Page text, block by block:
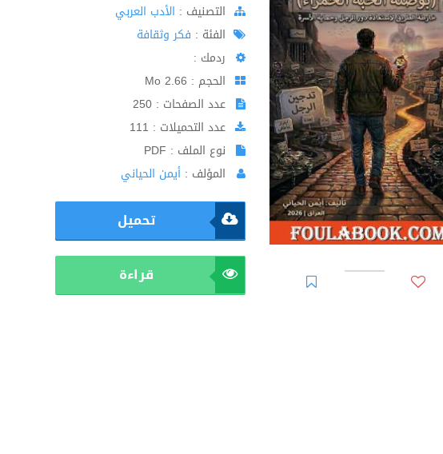
اﻟﺘﺼﻨﻴﻒ : الأدب العربي
الفئة : فكر وثقافة
ردمك :
الحجم : 2.66 Mo
عدد الصفحات : 250
عدد التحميلات : 111
نوع الملف : PDF
المؤلف : أيمن الحياني
تحميل
قراءة